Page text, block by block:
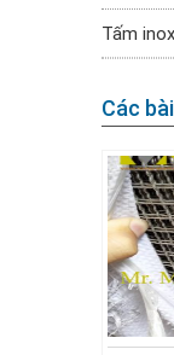
Tấm
Các